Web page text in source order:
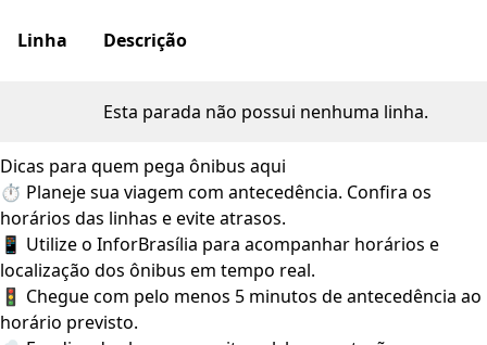
Linha Descrição
Esta parada não possui nenhuma linha.
Dicas para quem pega ônibus aqui
⏱️ Planeje sua viagem com antecedência. Confira os
horários das linhas e evite atrasos.
📱 Utilize o InforBrasília para acompanhar horários e
localização dos ônibus em tempo real.
🚦 Chegue com pelo menos 5 minutos de antecedência ao
horário previsto.